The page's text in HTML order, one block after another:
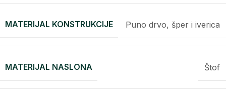
MATERIJAL KONSTRUKCIJE Puno drvo, šper i iverica
MATERIJAL NASLONA Štof